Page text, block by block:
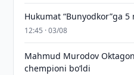
Hukumat “Bunyodkor”ga
12:45 · 03/08
Mahmud Murodov
chempioni bo‘ldi